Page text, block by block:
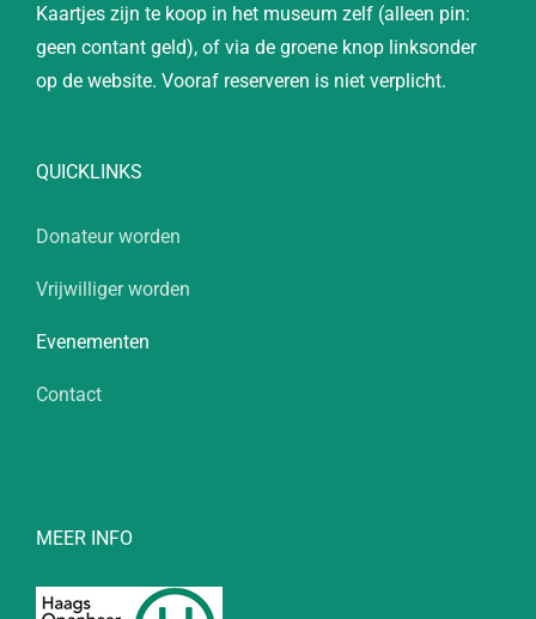
Kaartjes zijn te koop in het museum zelf (alleen pin:
geen contant geld), of via de groene knop linksonder
op de website. Vooraf reserveren is niet verplicht.
QUICKLINKS
Donateur worden
Vrijwilliger worden
Evenementen
Contact
MEER INFO